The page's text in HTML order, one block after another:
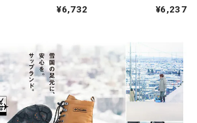
S/S Tシャツ 半袖
ックス 日本製
¥6,732
ー Tシャツ RINGER 半
セックス 日本製
¥6,237